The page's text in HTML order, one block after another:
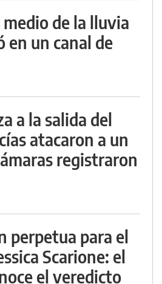
de la lluvia
en un canal de
a la salida del
atacaron a un
registraron
perpetua para el
Scarione: el
el veredicto